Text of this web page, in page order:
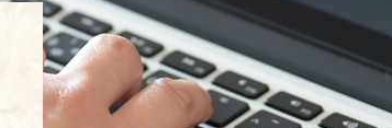
家畜市場開設日
新規就農希望者の方へ
福祉用具情報
ロゴマーク・キャラクター
採用情報